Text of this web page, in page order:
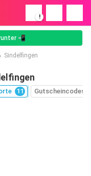
!
📲
Sindelfingen
11 Gutscheincodes